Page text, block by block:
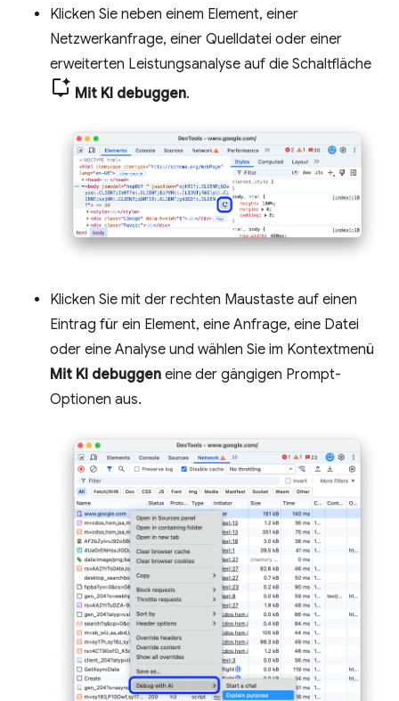
Klicken Sie neben einem Element, einer
Netzwerkanfrage, einer Quelldatei oder einer
erweiterten Leistungsanalyse auf die Schaltfläche
Mit KI debuggen.
Klicken Sie mit der rechten Maustaste auf einen
Eintrag für ein Element, eine Anfrage, eine Datei
oder eine Analyse und wählen Sie im Kontextmenü
Mit KI debuggen eine der gängigen Prompt-
Optionen aus.